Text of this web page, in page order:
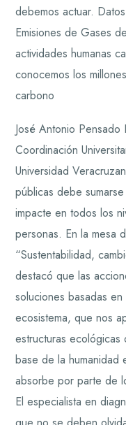
debemos actuar.
Emisiones de Gases
actividades humanas
conocemos los
carbono
José Antonio
Coordinación
Universidad
públicas debe
impacte en todos los
personas. En la mesa
“Sustentabilidad,
destacó que las
soluciones basadas
ecosistema, que nos
estructuras
base de la humanidad
absorbe por parte de
El especialista en